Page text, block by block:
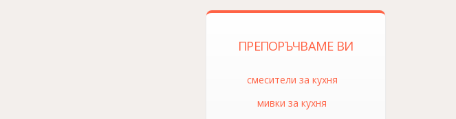
ПРЕПОРЪЧВАМЕ ВИ
смесители за кухня
мивки за кухня